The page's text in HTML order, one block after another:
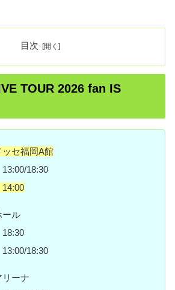
目次
TOUR 2026 fan IS
セ福岡A館
18:30
14:00
ール
18:30
18:30
リーナ